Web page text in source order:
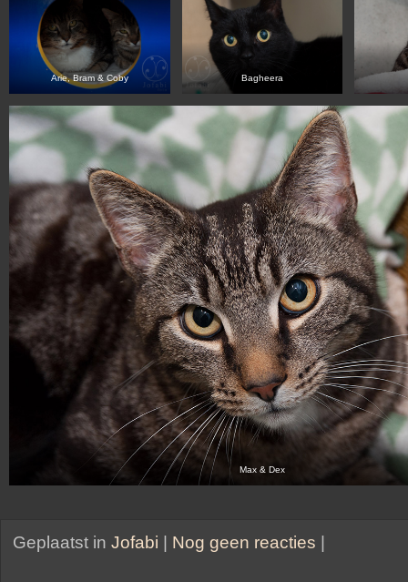
Arie, Bram & Coby Bagheera
Max & Dex
Geplaatst in Jofabi | Nog geen reacties |